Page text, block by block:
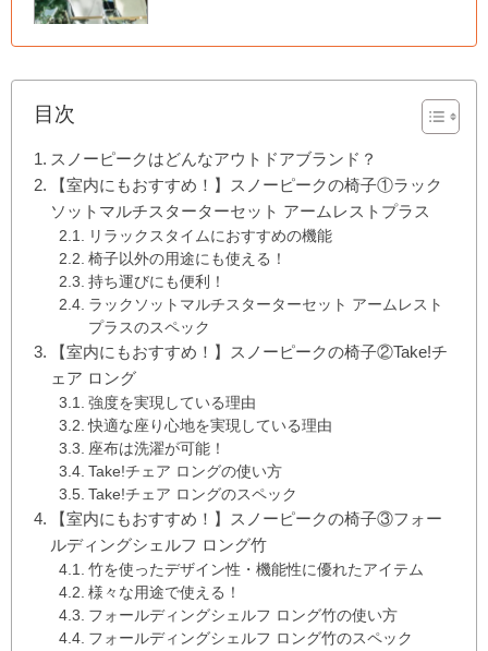
目次
スノーピークはどんなアウトドアブランド？
【室内にもおすすめ！】スノーピークの椅子①ラック
ソットマルチスターターセット アームレストプラス
リラックスタイムにおすすめの機能
椅子以外の用途にも使える！
持ち運びにも便利！
ラックソットマルチスターターセット アームレスト
プラスのスペック
【室内にもおすすめ！】スノーピークの椅子②Take!チ
ェア ロング
強度を実現している理由
快適な座り心地を実現している理由
座布は洗濯が可能！
Take!チェア ロングの使い方
Take!チェア ロングのスペック
【室内にもおすすめ！】スノーピークの椅子③フォー
ルディングシェルフ ロング竹
竹を使ったデザイン性・機能性に優れたアイテム
様々な用途で使える！
フォールディングシェルフ ロング竹の使い方
フォールディングシェルフ ロング竹のスペック